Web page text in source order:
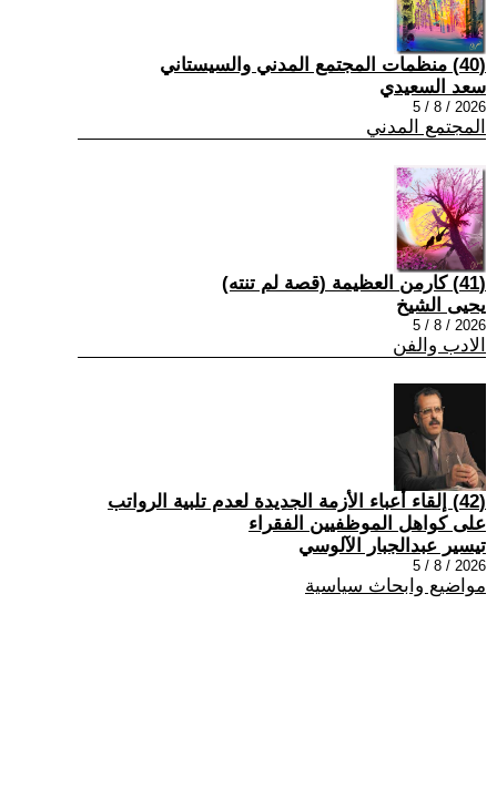
(40) منظمات المجتمع المدني والسيستاني
سعد السعيدي
2026 / 8 / 5
المجتمع المدني
(41) كارمن العظيمة (قصة لم تنته)
يحيى الشيخ
2026 / 8 / 5
الادب والفن
(42) إلقاء أعباء الأزمة الجديدة لعدم تلبية الرواتب
على كواهل الموظفيين الفقراء
تيسير عبدالجبار الآلوسي
2026 / 8 / 5
مواضيع وابحاث سياسية